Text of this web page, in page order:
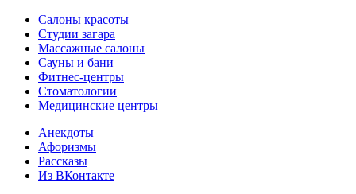
Салоны красоты
Студии загара
Массажные салоны
Сауны и бани
Фитнес-центры
Стоматологии
Медицинские центры
Анекдоты
Афоризмы
Рассказы
Из ВКонтакте